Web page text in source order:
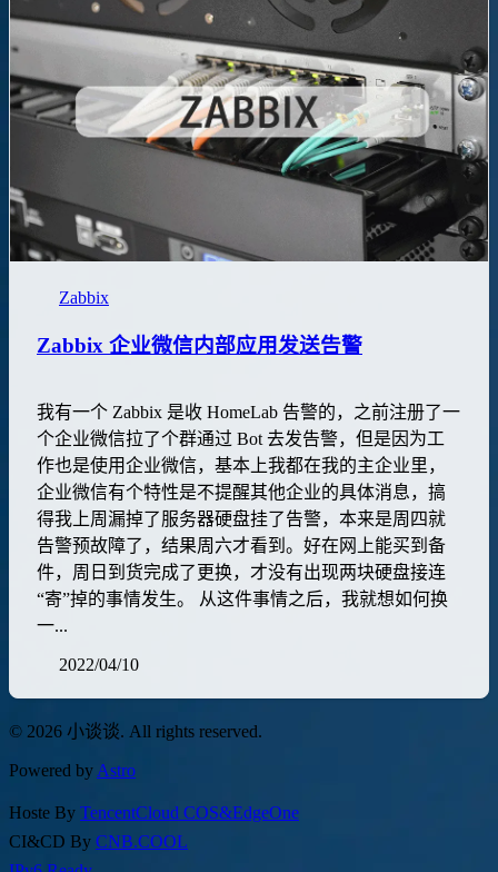
Zabbix
Zabbix 企业微信内部应用发送告警
我有一个 Zabbix 是收 HomeLab 告警的，之前注册了一
个企业微信拉了个群通过 Bot 去发告警，但是因为工
作也是使用企业微信，基本上我都在我的主企业里，
企业微信有个特性是不提醒其他企业的具体消息，搞
得我上周漏掉了服务器硬盘挂了告警，本来是周四就
告警预故障了，结果周六才看到。好在网上能买到备
件，周日到货完成了更换，才没有出现两块硬盘接连
“寄”掉的事情发生。 从这件事情之后，我就想如何换
一...
2022/04/10
© 2026 小谈谈. All rights reserved.
Powered by Astro
Hoste By TencentCloud COS&EdgeOne
CI&CD By CNB.COOL